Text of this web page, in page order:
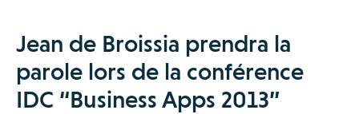
Jean de Broissia prendra la
parole lors de la conférence
IDC “Business Apps 2013”